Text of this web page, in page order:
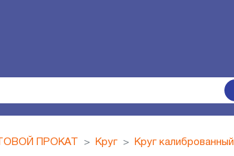
ПРОКАТ Круг Круг калиброванный